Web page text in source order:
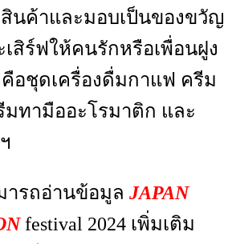
นค้าและมอบเป็นของขวัญ
เสิร์ฟให้คนรักหรือเพื่อนฝูง
อชุดเครื่องดื่มกาแฟ ครีม
มทามืออะโรมาติก และ
ารถอ่านข้อมูล JAPAN
festival 2024 เพิ่มเติม